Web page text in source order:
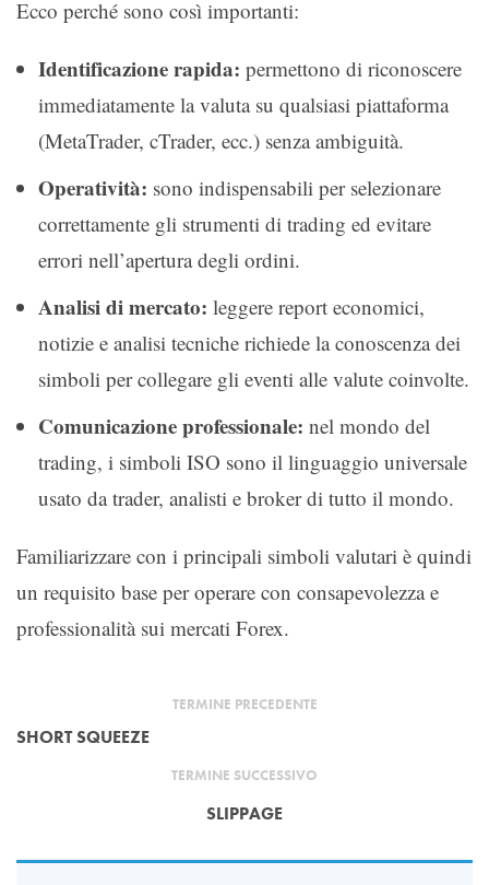
Ecco perché sono così importanti:
Identificazione rapida: permettono di riconoscere
immediatamente la valuta su qualsiasi piattaforma
(MetaTrader, cTrader, ecc.) senza ambiguità.
Operatività: sono indispensabili per selezionare
correttamente gli strumenti di trading ed evitare
errori nell’apertura degli ordini.
Analisi di mercato: leggere report economici,
notizie e analisi tecniche richiede la conoscenza dei
simboli per collegare gli eventi alle valute coinvolte.
Comunicazione professionale: nel mondo del
trading, i simboli ISO sono il linguaggio universale
usato da trader, analisti e broker di tutto il mondo.
Familiarizzare con i principali simboli valutari è quindi
un requisito base per operare con consapevolezza e
professionalità sui mercati Forex.
TERMINE PRECEDENTE
SHORT SQUEEZE
TERMINE SUCCESSIVO
SLIPPAGE